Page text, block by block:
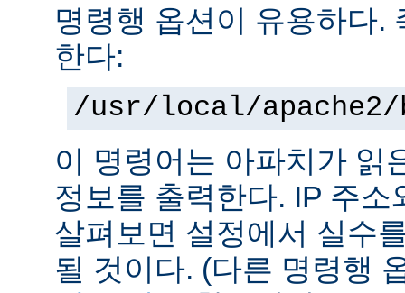
명령행 옵션이 유용하다.
한다:
/usr/local/
이 명령어는 아파치가 읽
정보를 출력한다. IP 주
살펴보면 설정에서 실수
될 것이다. (다른 명령행